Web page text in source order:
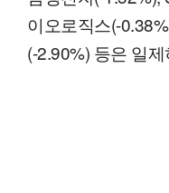
이오로직스(-
(-2.90%) 등은 일